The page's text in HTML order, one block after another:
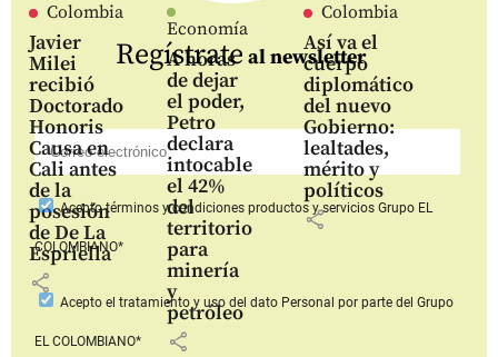
Colombia
Javier
Milei
recibió
Doctorado
Honoris
Causa en
Cali antes
de la
posesión
de De La
Espriella
share
Economía
A horas
de dejar
el poder,
Petro
declara
intocable
el 42%
del
territorio
para
minería
y
petróleo
share
Colombia
Así va el
cuerpo
diplomático
del nuevo
Gobierno:
lealtades,
mérito y
políticos
share
Regístrate al newsletter
Aceptotérminos y condiciones productos y serviciosGrupo EL
COLOMBIANO*
Acepto el tratamiento y uso del dato Personal por parte del Grupo
EL COLOMBIANO*